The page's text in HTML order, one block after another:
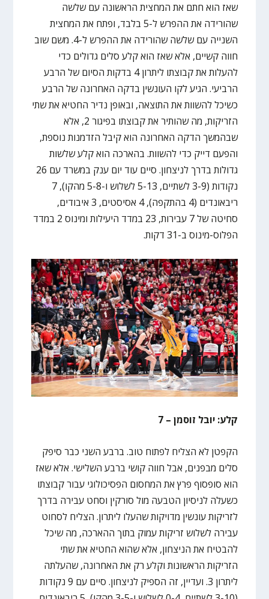
שאז הוא חתם את המחצית הראשונה עם שלשה
שהורידה את ההפרש ל-5 בלבד, ופתח את המחצית
השנייה עם שלשה שהורידה את ההפרש ל-4. משם שוב
חווה קשיים, אלא שאז הוא קלע סלים גדולים כדי
להעלות את קבוצתו ליתרון 4 בדקות הסיום של הרבע
הרביעי. הגיע לקו העונשין בדקה האחרונה של הרבע
כשיכל להשוות את התוצאה, ובאופן נדיר החטיא את שתי
הזריקות, מה שהותיר את קבוצתו בפיגור 2, אלא
שבהמשך הדקה האחרונה הוא קיבל הזדמנות נוספת,
והפעם דייק כדי להשוות. בהארכה הוא קלע שלשות
גדולות בדרך לניצחון. סיים עוד יום ענק במשרד עם 26
נקודות (3-9 לשתיים, 5-13 לשלוש ו-5-8 מהקו), 7
ריבאונדים (4 בהתקפה), 4 אסיסטים, 3 איבודים,
סחיטה של 7 עבירות, 23 במדד היעילות ומינוס 2 במדד
הפלוס-מינוס ב-31 דקות.
קלע: יובל זוסמן – 7
הקפטן לא הצליח לפתוח טוב. ברבע השני כבר סיפק
סלים מבפנים, אבל חווה קושי ברבע השלישי. אלא שאז
הוא סופסוף פרץ את המחסום הפסיכולוגי עבור קבוצתו
כשעלה לניסיון הטבעה מול סורקין וסחט עבירה בדרך
לזריקות עונשין מדויקות שהעלו ליתרון. הצליח לסחוט
עבירה לשלוש זריקות עמוק בתוך ההארכה, מה שיכל
להבטיח את הניצחון, אלא שהוא החטיא את שתי
הזריקות הראשונות וקלע רק את האחרונה, שהעלתה
ליתרון 3. ועדיין, זה הספיק לניצחון. סיים עם 9 נקודות